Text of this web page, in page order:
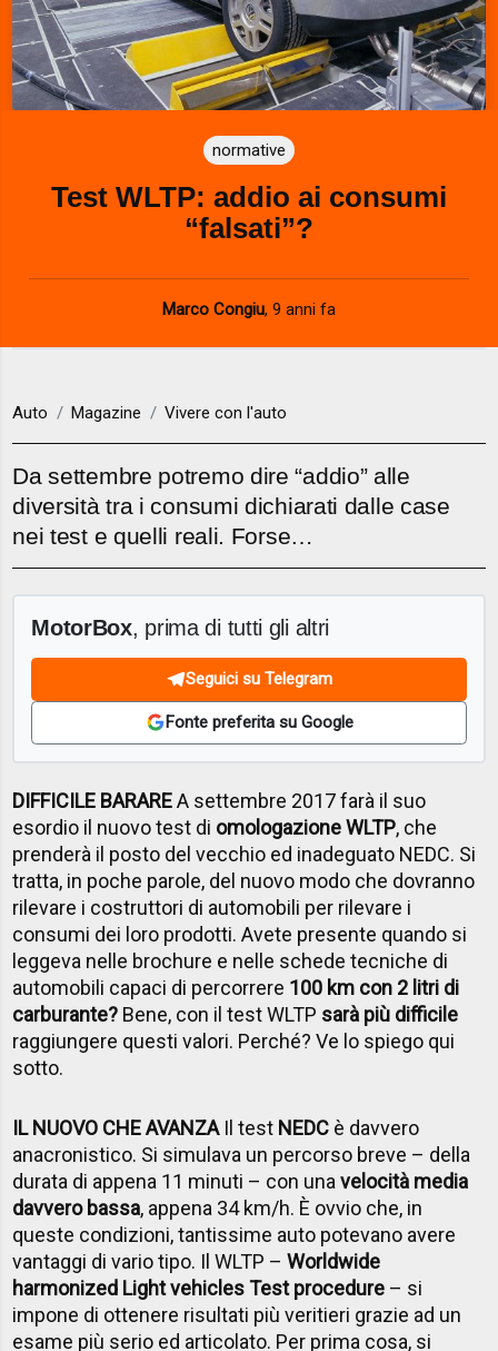
normative
Test WLTP: addio ai consumi
“falsati”?
Marco Congiu, 9 anni fa
Auto Magazine Vivere con l'auto
Da settembre potremo dire “addio” alle
diversità tra i consumi dichiarati dalle case
nei test e quelli reali. Forse…
MotorBox, prima di tutti gli altri
Seguici su Telegram
Fonte preferita su Google
DIFFICILE BARAREA settembre 2017 farà il suo
esordio il nuovo test di omologazione WLTP, che
prenderà il posto del vecchio ed inadeguato NEDC. Si
tratta, in poche parole, del nuovo modo che dovranno
rilevare i costruttori di automobili per rilevare i
consumi dei loro prodotti. Avete presente quando si
leggeva nelle brochure e nelle schede tecniche di
automobili capaci di percorrere 100 km con 2 litri di
carburante? Bene, con il test WLTP sarà più difficile
raggiungere questi valori. Perché? Ve lo spiego qui
sotto.
IL NUOVO CHE AVANZAIl test NEDC è davvero
anacronistico. Si simulava un percorso breve – della
durata di appena 11 minuti – con unavelocità media
davvero bassa, appena 34 km/h. È ovvio che, in
queste condizioni, tantissime auto potevano avere
vantaggi di vario tipo. Il WLTP –Worldwide
harmonized Light vehicles Test procedure – si
impone di ottenere risultati più veritieri grazie ad un
esame più serio ed articolato. Per prima cosa, si